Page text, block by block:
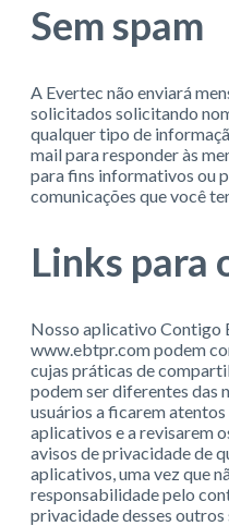
Sem spam
A Evertec não enviará
solicitados solicitando
qualquer tipo de
mail para responder às
para fins informativos ou
comunicações que você
Links para
Nosso aplicativo Contigo
www.ebtpr.com podem
cujas práticas de
podem ser diferentes das
usuários a ficarem
aplicativos e a revisarem
avisos de privacidade de
aplicativos, uma vez que
responsabilidade pelo
privacidade desses